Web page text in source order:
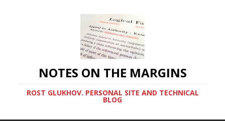
NOTES ON THE MARGINS
ROST GLUKHOV. PERSONAL SITE AND TECHNICAL
BLOG